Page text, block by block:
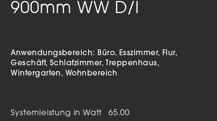
900mm WW D/I
Anwendungsbereich: Büro Esszimmer
Flur
Geschäft Schlafzimmer
Treppenhaus
Wintergarten
Wohnbereich
Systemleistung in Watt 65.00